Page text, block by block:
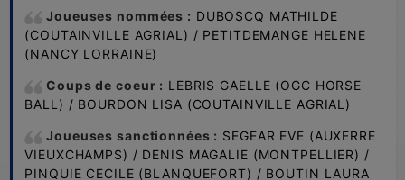
Joueuses nommées : DUBOSCQ MATHILDE
(COUTAINVILLE AGRIAL) / PETITDEMANGE HELENE
(NANCY LORRAINE)
Coups de coeur : LEBRIS GAELLE (OGC HORSE
BALL) / BOURDON LISA (COUTAINVILLE AGRIAL)
Joueuses sanctionnées : SEGEAR EVE (AUXERRE
VIEUXCHAMPS) / DENIS MAGALIE (MONTPELLIER) /
PINQUIE CECILE (BLANQUEFORT) / BOUTIN LAURA